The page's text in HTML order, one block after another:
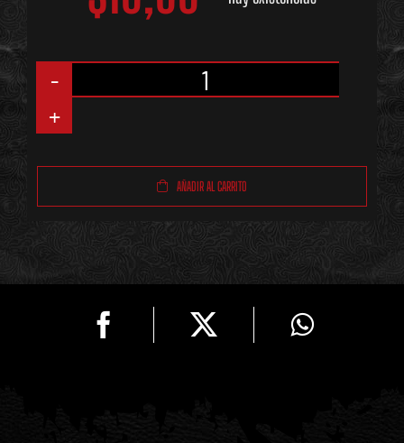
de
Negro
(Con
Perla
cantidad
AÑADIR AL CARRITO